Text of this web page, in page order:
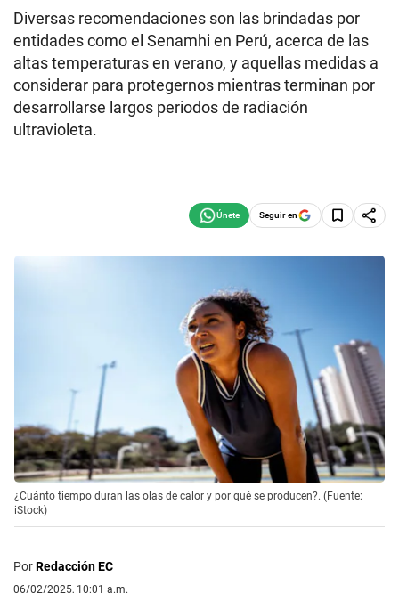
Diversas recomendaciones son las brindadas por
entidades como el Senamhi en Perú, acerca de las
altas temperaturas en verano, y aquellas medidas a
considerar para protegernos mientras terminan por
desarrollarse largos periodos de radiación
ultravioleta.
Seguir en
¿Cuánto tiempo duran las olas de calor y por qué se producen?. (Fuente:
iStock)
PorRedacción EC
06/02/2025, 10:01 a.m.